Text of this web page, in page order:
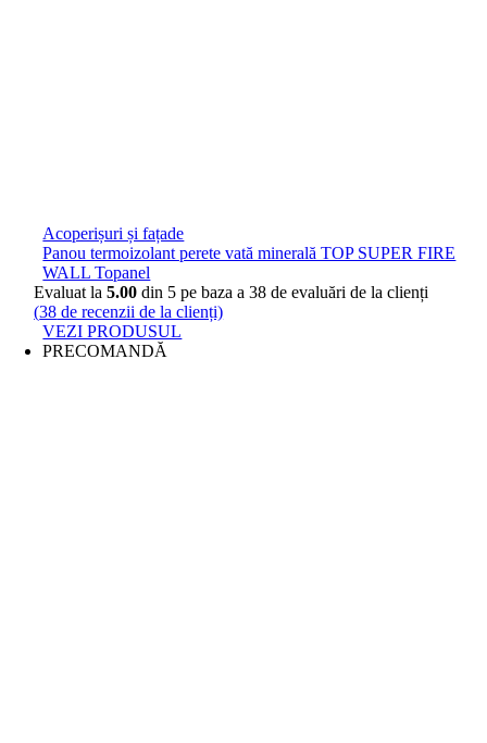
Acoperișuri și fațade
Panou termoizolant perete vată minerală TOP SUPER FIRE
WALL Topanel
Evaluat la5.00 din 5 pe baza a38 de evaluări de la clienți
(38 de recenzii de la clienți)
VEZI PRODUSUL
PRECOMANDĂ